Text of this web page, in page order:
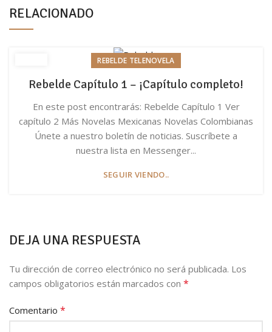
RELACIONADO
REBELDE TELENOVELA
Rebelde Capítulo 1 – ¡Capítulo completo!
En este post encontrarás: Rebelde Capítulo 1 Ver
capítulo 2 Más Novelas Mexicanas Novelas Colombianas
Únete a nuestro boletín de noticias. Suscríbete a
nuestra lista en Messenger...
SEGUIR VIENDO..
DEJA UNA RESPUESTA
Tu dirección de correo electrónico no será publicada. Los
campos obligatorios están marcados con *
Comentario *